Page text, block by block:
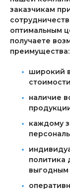
заказчикам
оптимальным
получаете
преимущества:
широкий
наличие
каждому
политика
выгодным